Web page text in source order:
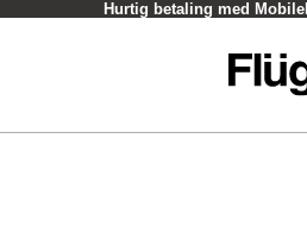
Hurtig betaling med